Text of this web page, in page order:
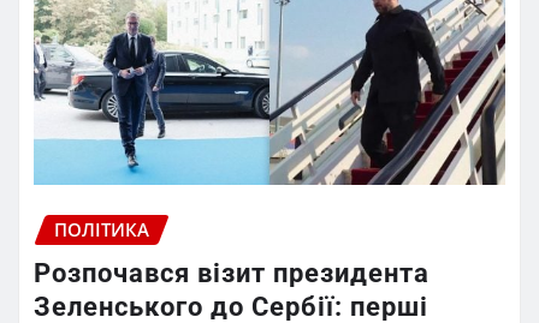
ПОЛІТИКА
Розпочався візит президента
Зеленського до Сербії: перші